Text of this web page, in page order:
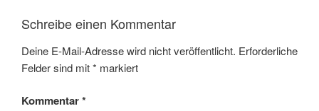
Schreibe einen Kommentar
Deine E-Mail-Adresse wird nicht veröffentlicht. Erforderliche
Felder sind mit* markiert
Kommentar*